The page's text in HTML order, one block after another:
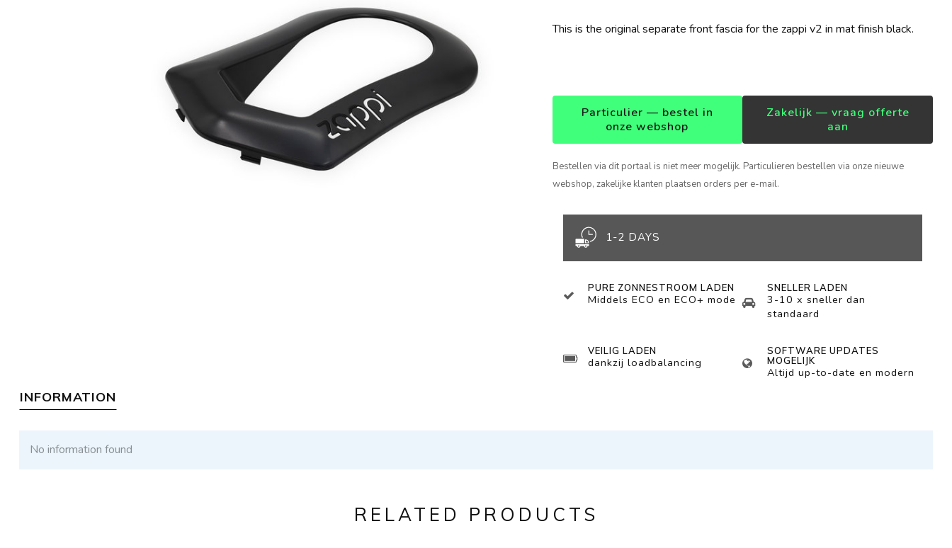
This is the original separate front fascia for the zappi v2 in mat finish black.
Particulier — bestel in
onze webshop
Zakelijk — vraag offerte
aan
Bestellen via dit portaal is niet meer mogelijk. Particulieren bestellen via onze nieuwe
webshop, zakelijke klanten plaatsen orders per e-mail.
1-2 DAYS
PURE ZONNESTROOM LADEN
Middels ECO en ECO+ mode
SNELLER LADEN
3-10 x sneller dan
standaard
VEILIG LADEN
dankzij loadbalancing
SOFTWARE UPDATES
MOGELIJK
Altijd up-to-date en modern
INFORMATION
No information found
RELATED PRODUCTS